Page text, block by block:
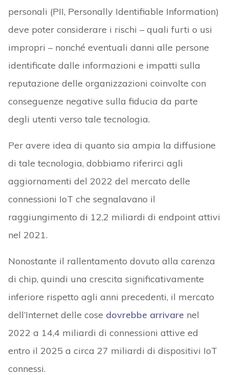
personali (PII, Personally Identifiable Information)
deve poter considerare i rischi – quali furti o usi
impropri – nonché eventuali danni alle persone
identificate dalle informazioni e impatti sulla
reputazione delle organizzazioni coinvolte con
conseguenze negative sulla fiducia da parte
degli utenti verso tale tecnologia.
Per avere idea di quanto sia ampia la diffusione
di tale tecnologia, dobbiamo riferirci agli
aggiornamenti del 2022 del mercato delle
connessioni IoT che segnalavano il
raggiungimento di 12,2 miliardi di endpoint attivi
nel 2021.
Nonostante il rallentamento dovuto alla carenza
di chip, quindi una crescita significativamente
inferiore rispetto agli anni precedenti, il mercato
dell’Internet delle cose dovrebbe arrivare nel
2022 a 14,4 miliardi di connessioni attive ed
entro il 2025 a circa 27 miliardi di dispositivi IoT
connessi.